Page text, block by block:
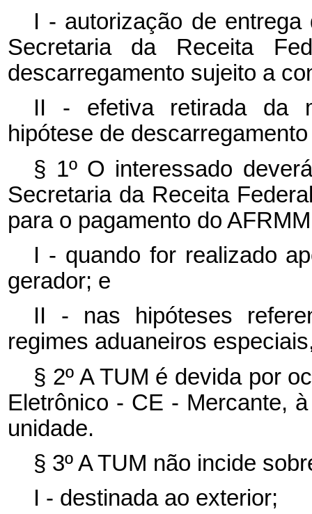
I - autorização de entrega
Secretaria da Receita
descarregamento sujeito a
II - efetiva retirada da
hipótese de
§ 1º O interessado
Secretaria da Receita
para o pagamento do
I - quando for realizado
gerador; e
II - nas hipóteses
regimes aduaneiros
§ 2º A TUM é devida por
Eletrônico - CE - Mercante,
unidade.
§ 3º A TUM não incide
I - destinada ao exterior;